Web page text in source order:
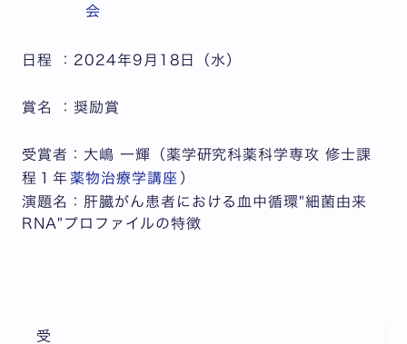
会
日程 ：2024年9月18日（水）
賞名 ：奨励賞
受賞者： 大嶋 一輝（薬学研究科薬科学専攻 修士課
程１年 薬物治療学講座 ）
演題名： 肝臓がん患者における血中循環"細菌由来
RNA"プロファイルの特徴
受